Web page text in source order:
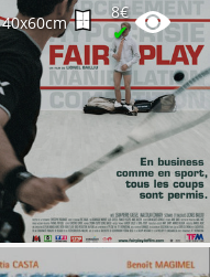
40x60cm
8€
✔